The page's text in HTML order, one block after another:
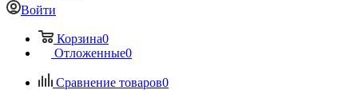
Войти
Корзина0
Отложенные0
Сравнение товаров0